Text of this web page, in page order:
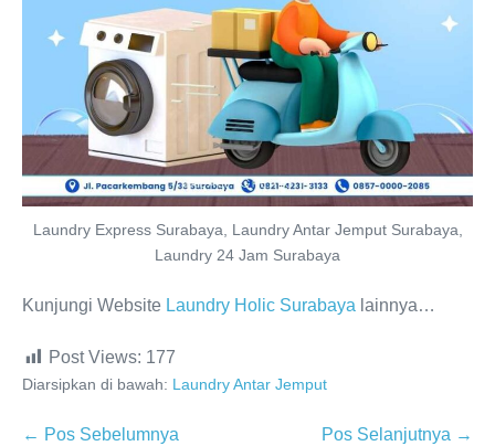
Laundry Express Surabaya, Laundry Antar Jemput Surabaya,
Laundry 24 Jam Surabaya
Kunjungi Website Laundry Holic Surabaya lainnya…
Post Views: 177
Diarsipkan di bawah: Laundry Antar Jemput
Navigasi
← Pos Sebelumnya Pos Selanjutnya →